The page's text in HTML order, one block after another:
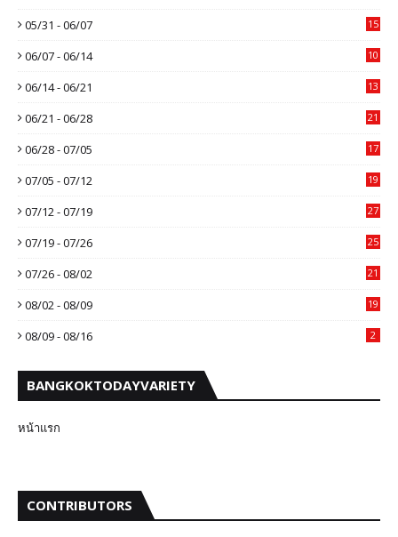
05/31 - 06/07
15
06/07 - 06/14 10
06/14 - 06/21 13
06/21 - 06/28 21
06/28 - 07/05 17
07/05 - 07/12 19
07/12 - 07/19 27
07/19 - 07/26 25
07/26 - 08/02 21
08/02 - 08/09 19
08/09 - 08/16 2
BANGKOKTODAYVARIETY
หน้าแรก
CONTRIBUTORS